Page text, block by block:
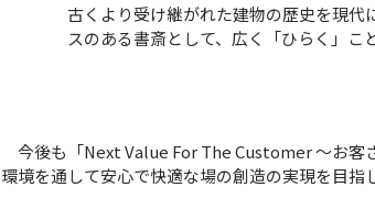
古くより受け継がれた建物の歴史を現代
スのある書斎として、広く「ひらく」こ
今後も「Next Value For The Customer ～お客
環境を通して安心で快適な場の創造の実現を目指